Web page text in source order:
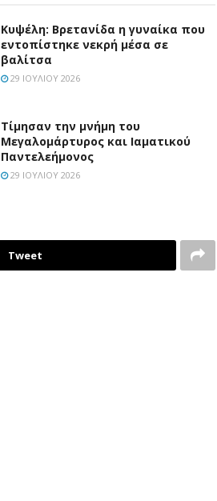
Κυψέλη: Βρετανίδα η γυναίκα που
εντοπίστηκε νεκρή μέσα σε
βαλίτσα
29 ΙΟΥΛΊΟΥ 2026
Τίμησαν την μνήμη του
Μεγαλομάρτυρος και Ιαματικού
Παντελεήμονος
29 ΙΟΥΛΊΟΥ 2026
Tweet